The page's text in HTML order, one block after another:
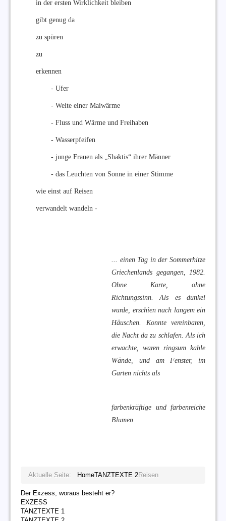
in der ersten Wirklichkeit bleiben
gibt genug da
zu spüren
zu
erkennen
- Ufer
- Weite einer Maiwärme
- Fluss und Wärme und Freihaben
- Wasserpfeifen
- junge Frauen als „Shaktis“ ihrer Männer
- das Leuchten von Sonne in einer Stimme
wie einst auf Reisen
verwandelt wandeln -
... einen Tag in der Sommerhitze
Griechenlands gegangen, 1982.
Ohne Karte, ohne
Richtungssinn. Als es dunkel
wurde, erschien nach langem ein
Häuschen. Konnte vereinbaren,
die Nacht da zu schlafen. Als ich
erwachte, waren ringsum kahle
Wände, und am Fenster, im
Garten nichts als
farbenkräftige und farbenreiche
Blumen
Aktuelle Seite: HomeTANZTEXTE 2Reisen
Der Exzess, woraus besteht er?
EXZESS
TANZTEXTE 1